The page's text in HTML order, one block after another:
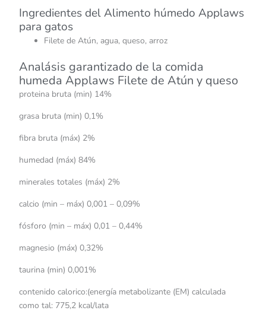
Ingredientes del Alimento húmedo Applaws
para gatos
Filete de Atún, agua, queso, arroz
Analásis garantizado de la comida
humeda Applaws Filete de Atún y queso
proteina bruta (min) 14%
grasa bruta (min) 0,1%
fibra bruta (máx) 2%
humedad (máx) 84%
minerales totales (máx) 2%
calcio (min – máx) 0,001 – 0,09%
fósforo (min – máx) 0,01 – 0,44%
magnesio (máx) 0,32%
taurina (min) 0,001%
contenido calorico:(energía metabolizante (EM) calculada
como tal: 775,2 kcal/lata